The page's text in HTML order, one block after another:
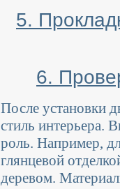
5.
6.
После установки
стиль интерьера.
роль. Например,
глянцевой
деревом.